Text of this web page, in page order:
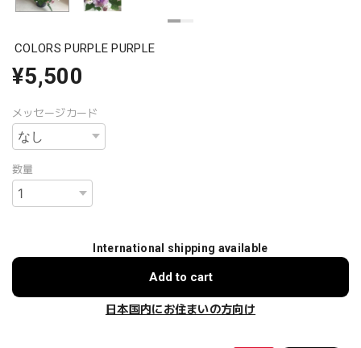
COLORS PURPLE PURPLE
¥5,500
メッセージカード
数量
International shipping available
Add to cart
日本国内にお住まいの方向け